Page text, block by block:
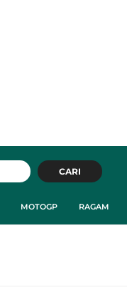
CARI
MOTOGP RAGAM